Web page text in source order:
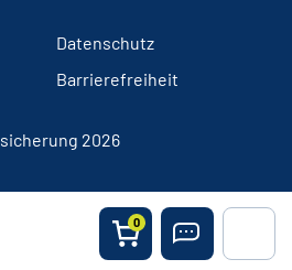
0
Datenschutz
Barrierefreiheit
2026